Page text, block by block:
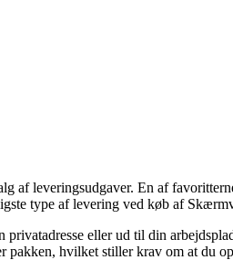
af leveringsudgaver. En af
type af levering ved køb af
eller ud til din
hvilket stiller krav om at du